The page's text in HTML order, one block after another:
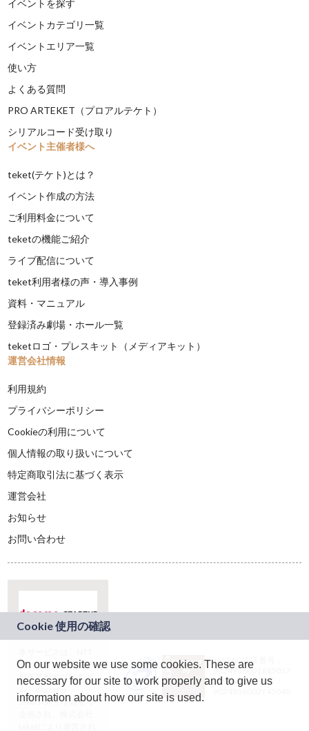
イベントを探す
イベントカテゴリ一覧
イベントエリア一覧
使い方
よくある質問
PRO ARTEKET（プロアルテケト）
シリアルコード受け取り
イベント主催者様へ
teket(テケト)とは？
イベント作成の方法
ご利用料金について
teketの機能ご紹介
ライブ配信について
teket利用者様の声・導入事例
資料・マニュアル
登録済み劇場・ホール一覧
teketロゴ・プレスキット（メディアキット）
運営会社情報
利用規約
プライバシーポリシー
Cookieの利用について
個人情報の取り扱いについて
特定商取引法に基づく表示
運営会社
お知らせ
お問い合わせ
ドコモグループの新
規事業創出プログラ
ム「docomo
STARTUP」を通じて
JASRAC許諾番号：
9024936001Y45037
JASRAC許諾番号：
On our website we use some cookies. These are
necessary for our site to work properly and to give us
information about how our site is used.